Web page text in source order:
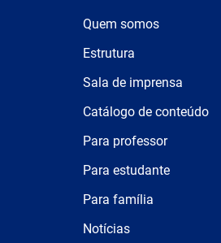
Quem somos
Estrutura
Sala de imprensa
Catálogo de conteúdo
Para professor
Para estudante
Para família
Notícias